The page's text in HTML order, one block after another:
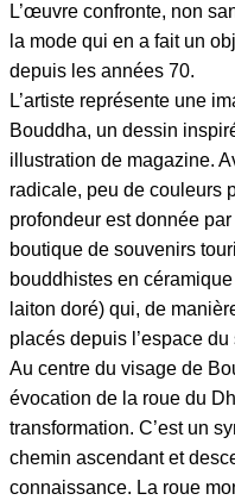
L’œuvre confronte, non
la mode qui en a fait un
depuis les années 70.
L’artiste représente une
Bouddha, un dessin
illustration de magazine.
radicale, peu de couleurs
profondeur est donnée
boutique de souvenirs
bouddhistes en
laiton doré) qui, de
placés depuis l’espace du
Au centre du visage de
évocation de la roue du
transformation. C’est un
chemin ascendant et
connaissance. La roue